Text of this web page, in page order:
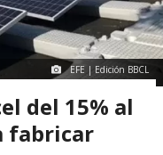
EFE | Edición BBCL
del 15% al
fabricar